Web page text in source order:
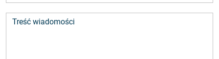
Treść wiadomości